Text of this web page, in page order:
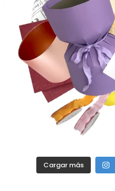
Cargar más